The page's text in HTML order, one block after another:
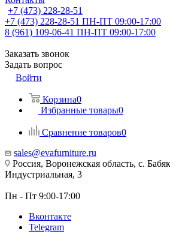
+7 (473) 228-28-51
+7 (473) 228-28-51 ПН-ПТ 09:00-17:00
8 (961) 109-06-41 ПН-ПТ 09:00-17:00
Заказать звонок
Задать вопрос
Войти
Корзина0
Избранные товары0
Сравнение товаров0
sales@evafurniture.ru
Россия, Воронежская область, с.
Индустриальная, 3
Пн - Пт 9:00-17:00
Вконтакте
Telegram